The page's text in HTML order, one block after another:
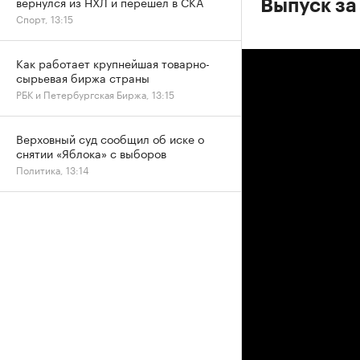
Выпуск
Спорт, 13:15
Как работает крупнейшая товарно-
сырьевая биржа страны
РБК и Петербургская Биржа, 13:15
Верховный суд сообщил об иске о
снятии «Яблока» с выборов
Политика, 13:14